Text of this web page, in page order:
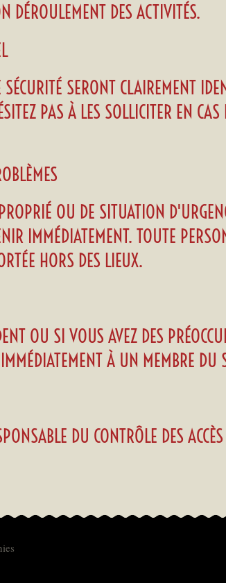
DÉROULEMENT DES ACTIVITÉS.
SERONT CLAIREMENT
PAS À LES SOLLICITER EN
OU DE SITUATION
IMMÉDIATEMENT. TOUTE
HORS DES LIEUX.
OU SI VOUS AVEZ DES
À UN MEMBRE DU
DU CONTRÔLE DES